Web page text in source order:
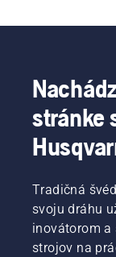
stránke
Tradičná
svoju dráhu
inovátorom a
strojov na